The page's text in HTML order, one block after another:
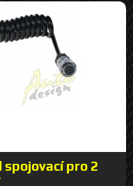
spojovací pro 2